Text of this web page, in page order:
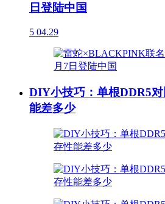
日登陆中国
5 04.29
DIY小技巧：单根DDR5
能差多少